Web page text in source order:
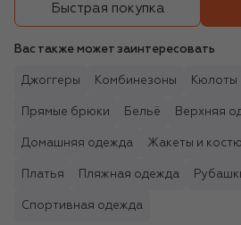
Быстрая покупка
Вас также может заинтересовать
Джоггеры Комбинезоны Кюлоты
Прямые брюки Бельё Верхняя
Домашняя одежда Жакеты и
Платья Пляжная одежда
Спортивная одежда